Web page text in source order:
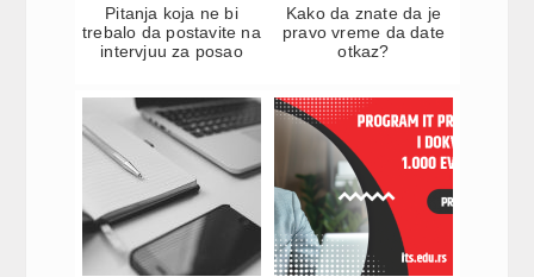
Pitanja koja ne bi
trebalo da postavite na
intervjuu za posao
Kako da znate da je
pravo vreme da date
otkaz?